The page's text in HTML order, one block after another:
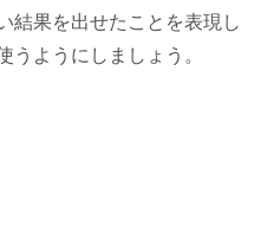
結果を出せたことを表現し
うようにしましょう。